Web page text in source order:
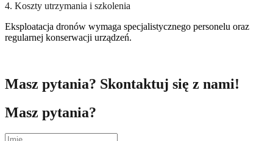
4. Koszty utrzymania i szkolenia
Eksploatacja dronów wymaga specjalistycznego personelu oraz
regularnej konserwacji urządzeń.
Masz pytania? Skontaktuj się z nami!
Masz pytania?